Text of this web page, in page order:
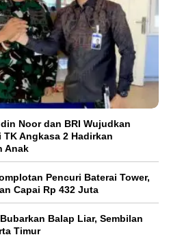
Noor dan BRI Wujudkan
Angkasa 2 Hadirkan
Anak
Pencuri Baterai Tower,
Capai Rp 432 Juta
Balap Liar, Sembilan
Timur